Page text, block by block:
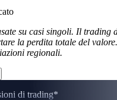
su casi singoli. Il trading
la perdita totale del
regionali.
di trading*